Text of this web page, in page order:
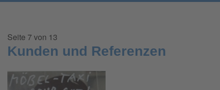
Seite 7 von 13
Kunden und Referenzen